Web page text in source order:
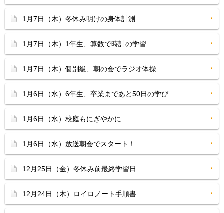
1月7日（木）冬休み明けの身体計測
1月7日（木）1年生、算数で時計の学習
1月7日（木）個別級、朝の会でラジオ体操
1月6日（水）6年生、卒業まであと50日の学び
1月6日（水）校庭もにぎやかに
1月6日（水）放送朝会でスタート！
12月25日（金）冬休み前最終学習日
12月24日（木）ロイロノート手順書